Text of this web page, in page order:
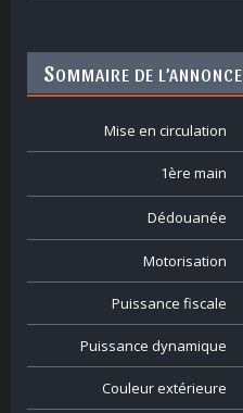
SOMMAIRE DE L’ANNONCE
Mise en circulation
1ère main
Dédouanée
Motorisation
Puissance fiscale
Puissance dynamique
Couleur extérieure